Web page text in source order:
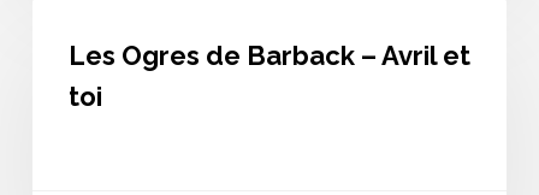
Barback
Les Ogres de Barback – Avril et
toi